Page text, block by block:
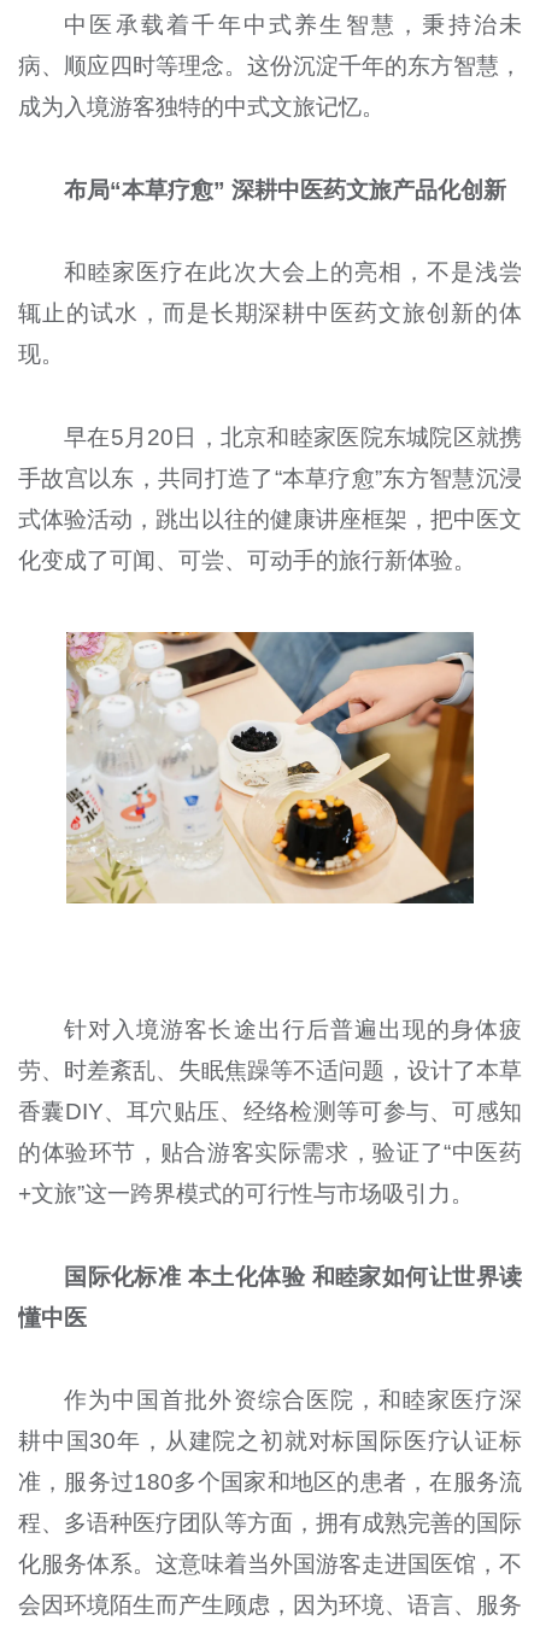
中医承载着千年中式养生智慧，秉持治未
病、顺应四时等理念。这份沉淀千年的东方智慧，
成为入境游客独特的中式文旅记忆。
布局“本草疗愈” 深耕中医药文旅产品化创新
和睦家医疗在此次大会上的亮相，不是浅尝
辄止的试水，而是长期深耕中医药文旅创新的体
现。
早在5月20日，北京和睦家医院东城院区就携
手故宫以东，共同打造了“本草疗愈”东方智慧沉浸
式体验活动，跳出以往的健康讲座框架，把中医文
化变成了可闻、可尝、可动手的旅行新体验。
针对入境游客长途出行后普遍出现的身体疲
劳、时差紊乱、失眠焦躁等不适问题，设计了本草
香囊DIY、耳穴贴压、经络检测等可参与、可感知
的体验环节，贴合游客实际需求，验证了“中医药
+文旅”这一跨界模式的可行性与市场吸引力。
国际化标准 本土化体验 和睦家如何让世界读
懂中医
作为中国首批外资综合医院，和睦家医疗深
耕中国30年，从建院之初就对标国际医疗认证标
准，服务过180多个国家和地区的患者，在服务流
程、多语种医疗团队等方面，拥有成熟完善的国际
化服务体系。这意味着当外国游客走进国医馆，不
会因环境陌生而产生顾虑，因为环境、语言、服务